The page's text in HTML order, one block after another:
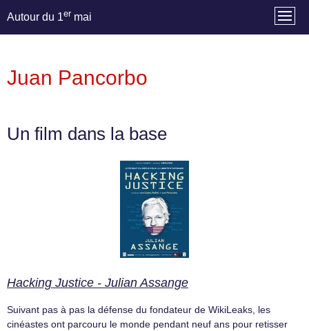
Autour du 1er mai
Juan Pancorbo
Un film dans la base
Hacking Justice - Julian Assange
Suivant pas à pas la défense du fondateur de WikiLeaks, les
cinéastes ont parcouru le monde pendant neuf ans pour retisser